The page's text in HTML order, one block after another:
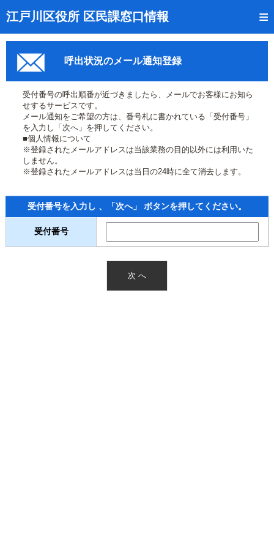
江戸川区役所 区民課窓口情報
トップページ
受付番号の呼出状況確認
証明書の交付状況確認
呼出状況のメール通知登録
来庁日時の事前予約
事前予約の確認・取消
本サイトのご利用案内
呼出状況のメール通知登録
受付番号の呼出順番が近づきましたら、メールでお客様にお知ら
せするサービスです。
メール通知をご希望の方は、番号札に書かれている「受付番号」
を入力し「次へ」を押してください。
■個人情報について
※登録されたメールアドレスは当該業務の目的以外には利用いた
しません。
※登録されたメールアドレスは当日の24時に全て消去します。
受付番号を入力し 、「次へ」 ボタンを押してください。
受付番号